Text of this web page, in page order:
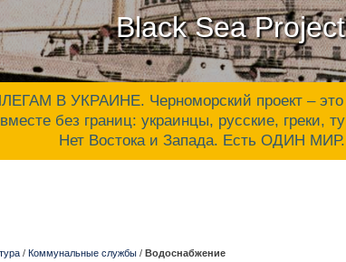
Black Sea
В УКРАИНЕ. Черноморский проект – это
без границ: украинцы, русские, греки,
Нет Востока и Запада. Есть ОДИН
/ Коммунальные службы / Водоснабжение